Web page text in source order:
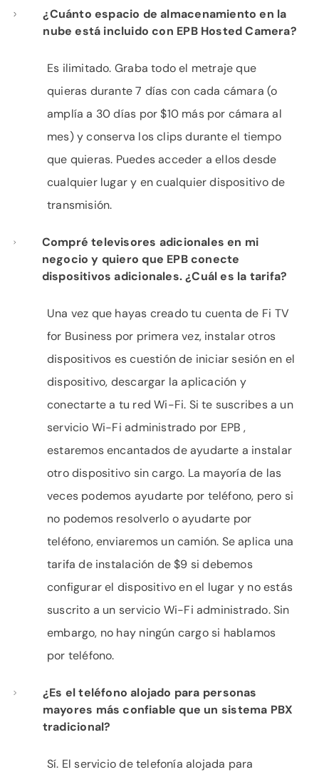
¿Cuánto espacio de almacenamiento en la
nube está incluido con EPB Hosted Camera?
Es ilimitado. Graba todo el metraje que
quieras durante 7 días con cada cámara (o
amplía a 30 días por $10 más por cámara al
mes) y conserva los clips durante el tiempo
que quieras. Puedes acceder a ellos desde
cualquier lugar y en cualquier dispositivo de
transmisión.
Compré televisores adicionales en mi
negocio y quiero que EPB conecte
dispositivos adicionales. ¿Cuál es la tarifa?
Una vez que hayas creado tu cuenta de Fi TV
for Business por primera vez, instalar otros
dispositivos es cuestión de iniciar sesión en el
dispositivo, descargar la aplicación y
conectarte a tu red Wi-Fi. Si te suscribes a un
servicio Wi-Fi administrado por EPB ,
estaremos encantados de ayudarte a instalar
otro dispositivo sin cargo. La mayoría de las
veces podemos ayudarte por teléfono, pero si
no podemos resolverlo o ayudarte por
teléfono, enviaremos un camión. Se aplica una
tarifa de instalación de $9 si debemos
configurar el dispositivo en el lugar y no estás
suscrito a un servicio Wi-Fi administrado. Sin
embargo, no hay ningún cargo si hablamos
por teléfono.
¿Es el teléfono alojado para personas
mayores más confiable que un sistema PBX
tradicional?
Sí. El servicio de telefonía alojada para